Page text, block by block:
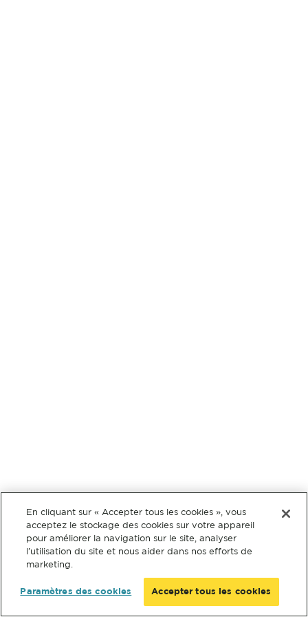
En cliquant sur « Accepter tous les cookies », vous
acceptez le stockage des cookies sur votre appareil
pour améliorer la navigation sur le site, analyser
l’utilisation du site et nous aider dans nos efforts de
marketing.
Paramètres des cookies Accepter tous les cookies